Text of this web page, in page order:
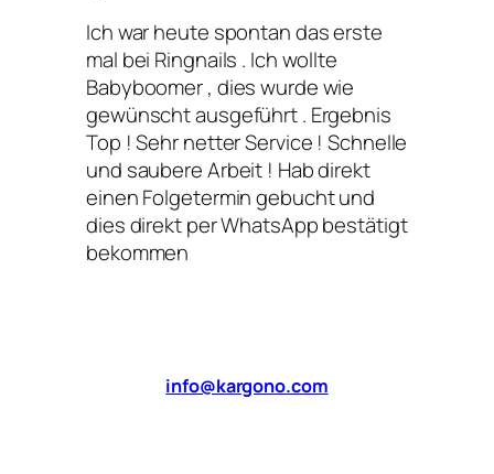
Ich war heute spontan das erste
mal bei Ringnails . Ich wollte
Babyboomer , dies wurde wie
gewünscht ausgeführt . Ergebnis
Top ! Sehr netter Service ! Schnelle
und saubere Arbeit ! Hab direkt
einen Folgetermin gebucht und
dies direkt per WhatsApp bestätigt
bekommen
info@kargono.com